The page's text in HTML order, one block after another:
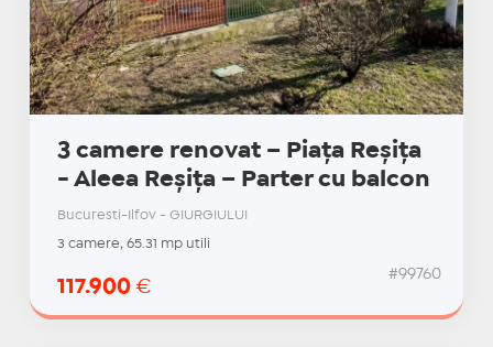
3 camere renovat – Piața Reșița
- Aleea Reșița – Parter cu balcon
Bucuresti-Ilfov - GIURGIULUI
3 camere, 65.31 mp utili
117.900 €
#99760